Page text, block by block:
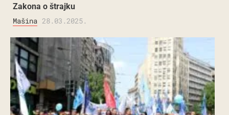
Zakona o štrajku
Mašina 28.03.2025.